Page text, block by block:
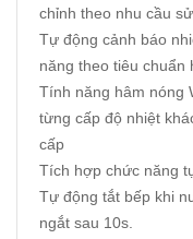
chỉnh theo nhu cầu
Tự động cảnh báo
năng theo tiêu chuẩn
Tính năng hâm nóng
từng cấp độ nhiệt
cấp
Tích hợp chức năng
Tự động tắt bếp khi
ngắt sau 10s.